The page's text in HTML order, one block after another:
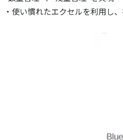
・使い慣れたエクセルを利用し